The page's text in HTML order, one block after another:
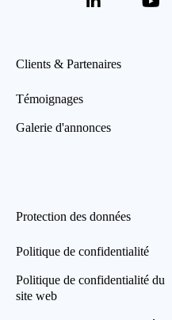
Clients & Partenaires
Témoignages
Galerie d'annonces
Protection des données
Politique de confidentialité
Politique de confidentialité du
site web